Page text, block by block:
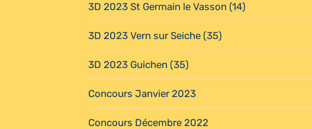
3D 2023 St Germain le Vasson (14)
3D 2023 Vern sur Seiche (35)
3D 2023 Guichen (35)
Concours Janvier 2023
Concours Décembre 2022